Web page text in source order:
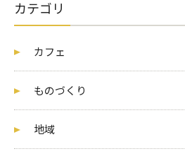
カテゴリ
カフェ
ものづくり
地域